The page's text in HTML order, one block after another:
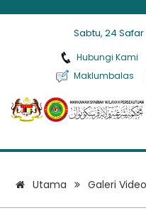
Sabtu, 24 Safar
Hubungi Kami
Maklumbalas
Utama Galeri Video